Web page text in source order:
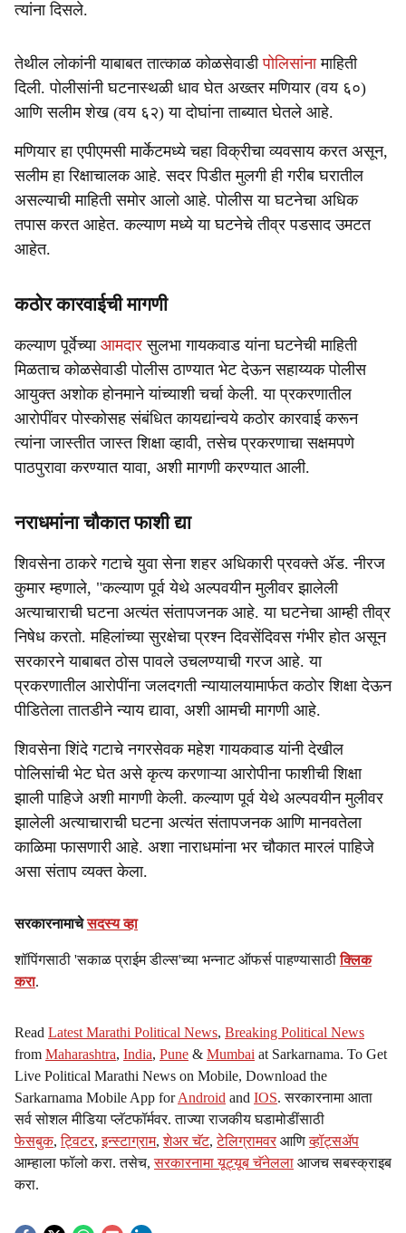
त्यांना दिसले.
तेथील लोकांनी याबाबत तात्काळ कोळसेवाडीपोलिसांनामाहिती
दिली. पोलीसांनी घटनास्थळी धाव घेत अख्तर मणियार (वय ६०)
आणि सलीम शेख (वय ६२) या दोघांना ताब्यात घेतले आहे.
मणियार हा एपीएमसी मार्केटमध्ये चहा विक्रीचा व्यवसाय करत असून,
सलीम हा रिक्षाचालक आहे. सदर पिडीत मुलगी ही गरीब घरातील
असल्याची माहिती समोर आलो आहे. पोलीस या घटनेचा अधिक
तपास करत आहेत. कल्याण मध्ये या घटनेचे तीव्र पडसाद उमटत
आहेत.
कठोर कारवाईची मागणी
कल्याण पूर्वेच्या आमदारसुलभा गायकवाड यांना घटनेची माहिती
मिळताच कोळसेवाडी पोलीस ठाण्यात भेट देऊन सहाय्यक पोलीस
आयुक्त अशोक होनमाने यांच्याशी चर्चा केली. या प्रकरणातील
आरोपींवर पोस्कोसह संबंधित कायद्यांन्वये कठोर कारवाई करून
त्यांना जास्तीत जास्त शिक्षा व्हावी, तसेच प्रकरणाचा सक्षमपणे
पाठपुरावा करण्यात यावा, अशी मागणी करण्यात आली.
नराधमांना चौकात फाशी द्या
शिवसेना ठाकरे गटाचे युवा सेना शहर अधिकारी प्रवक्ते ॲड. नीरज
कुमार म्हणाले, "कल्याण पूर्व येथे अल्पवयीन मुलीवर झालेली
अत्याचाराची घटना अत्यंत संतापजनक आहे. या घटनेचा आम्ही तीव्र
निषेध करतो. महिलांच्या सुरक्षेचा प्रश्न दिवसेंदिवस गंभीर होत असून
सरकारने याबाबत ठोस पावले उचलण्याची गरज आहे. या
प्रकरणातील आरोपींना जलदगती न्यायालयामार्फत कठोर शिक्षा देऊन
पीडितेला तातडीने न्याय द्यावा, अशी आमची मागणी आहे.
शिवसेना शिंदे गटाचे नगरसेवक महेश गायकवाड यांनी देखील
पोलिसांची भेट घेत असे कृत्य करणाऱ्या आरोपीना फाशीची शिक्षा
झाली पाहिजे अशी मागणी केली. कल्याण पूर्व येथे अल्पवयीन मुलीवर
झालेली अत्याचाराची घटना अत्यंत संतापजनक आणि मानवतेला
काळिमा फासणारी आहे. अशा नाराधमांना भर चौकात मारलं पाहिजे
असा संताप व्यक्त केला.
सरकारनामाचेसदस्य व्हा
शॉपिंगसाठी 'सकाळ प्राईम डील्स'च्या भन्नाट ऑफर्स पाहण्यासाठीक्लिक
करा.
Read Latest Marathi Political News, Breaking Political News
from Maharashtra, India, Pune & Mumbai at Sarkarnama. To Get
Live Political Marathi News on Mobile, Download the
Sarkarnama Mobile App forAndroid and IOS. सरकारनामा आता
सर्व सोशल मीडिया प्लॅटफॉर्मवर. ताज्या राजकीय घडामोडींसाठी
फेसबुक,ट्विटर,इन्स्टाग्राम,शेअर चॅट,टेलिग्रामवर आणिव्हॉट्सॲप
आम्हाला फॉलो करा. तसेच,सरकारनामा यूट्यूब चॅनेलला आजच सबस्क्राइब
करा.